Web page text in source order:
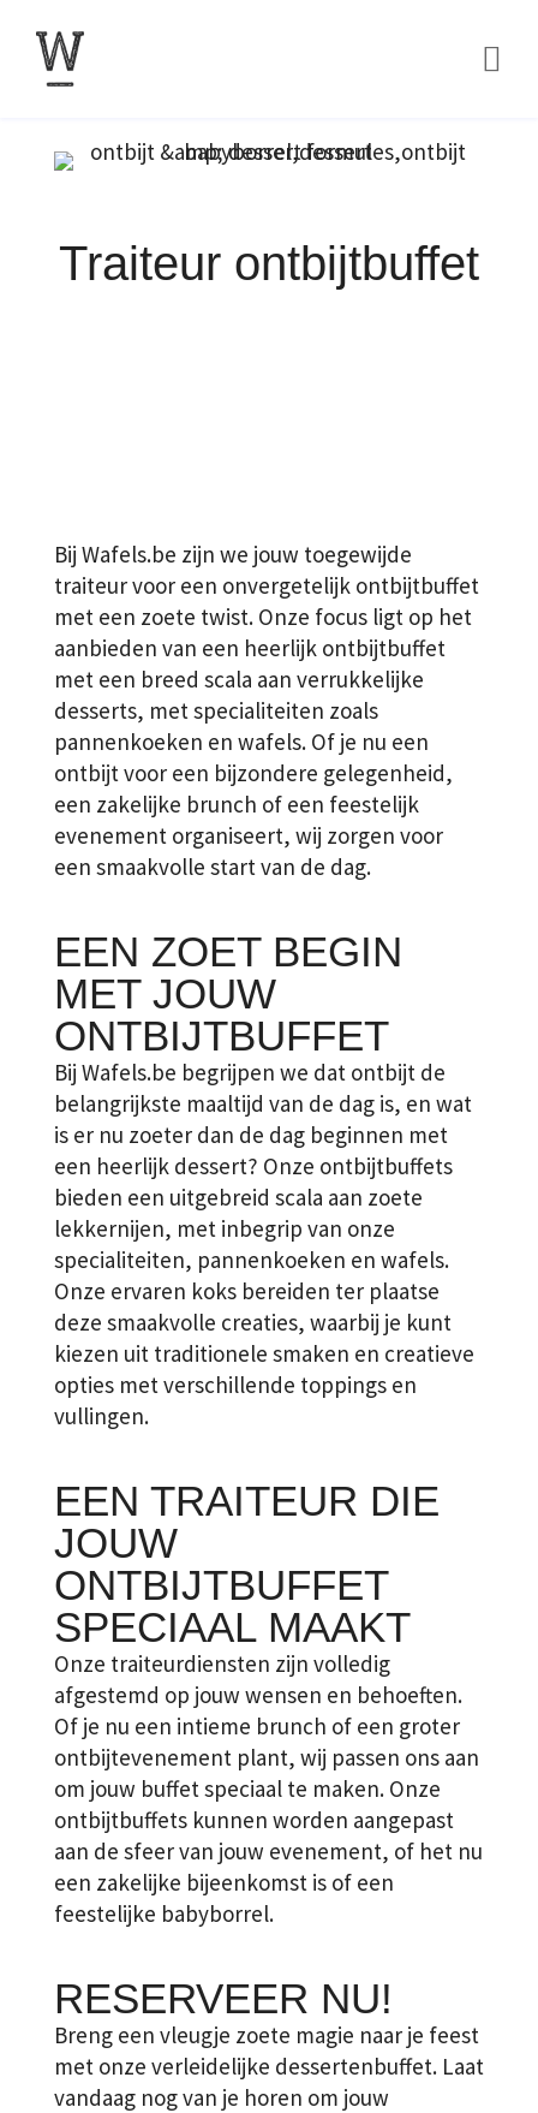
Traiteur ontbijtbuffet
Bij Wafels.be zijn we jouw toegewijde
traiteur voor een onvergetelijk ontbijtbuffet
met een zoete twist. Onze focus ligt op het
aanbieden van een heerlijk ontbijtbuffet
met een breed scala aan verrukkelijke
desserts, met specialiteiten zoals
pannenkoeken en wafels. Of je nu een
ontbijt voor een bijzondere gelegenheid,
een zakelijke brunch of een feestelijk
evenement organiseert, wij zorgen voor
een smaakvolle start van de dag.
EEN ZOET BEGIN
MET JOUW
ONTBIJTBUFFET
Bij Wafels.be begrijpen we dat ontbijt de
belangrijkste maaltijd van de dag is, en wat
is er nu zoeter dan de dag beginnen met
een heerlijk dessert? Onze ontbijtbuffets
bieden een uitgebreid scala aan zoete
lekkernijen, met inbegrip van onze
specialiteiten, pannenkoeken en wafels.
Onze ervaren koks bereiden ter plaatse
deze smaakvolle creaties, waarbij je kunt
kiezen uit traditionele smaken en creatieve
opties met verschillende toppings en
vullingen.
EEN TRAITEUR DIE
JOUW
ONTBIJTBUFFET
SPECIAAL MAAKT
Onze traiteurdiensten zijn volledig
afgestemd op jouw wensen en behoeften.
Of je nu een intieme brunch of een groter
ontbijtevenement plant, wij passen ons aan
om jouw buffet speciaal te maken. Onze
ontbijtbuffets kunnen worden aangepast
aan de sfeer van jouw evenement, of het nu
een zakelijke bijeenkomst is of een
feestelijke babyborrel.
RESERVEER NU!
Breng een vleugje zoete magie naar je feest
met onze verleidelijke dessertenbuffet. Laat
vandaag nog van je horen om jouw